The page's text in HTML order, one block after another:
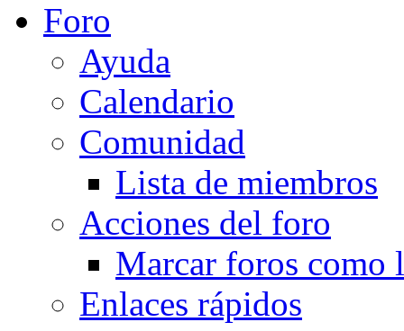
Foro
Ayuda
Calendario
Comunidad
Lista de miembros
Acciones del foro
Marcar foros como
Enlaces rápidos